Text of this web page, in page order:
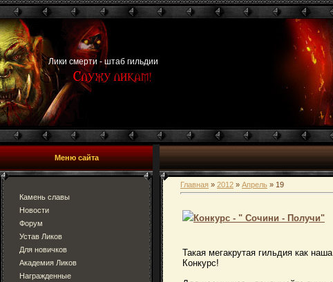
Лики смерти - штаб гильдии
Меню сайта
Камень славы
Новости
Форум
Устав Ликов
Для новичков
Академия Ликов
Награжденные
Главная » 2012 » Апрель » 19
Конкурс - " Сочини - Получи"
Такая мегакрутая гильдия как
Конкурс!